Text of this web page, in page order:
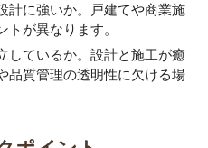
計に強いか。戸建てや商業施
が異なります。
しているか。設計と施工が癒
品質管理の透明性に欠ける場